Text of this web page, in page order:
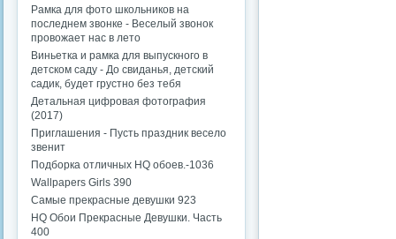
Рамка для фото школьников на
последнем звонке - Веселый звонок
провожает нас в лето
Виньетка и рамка для выпускного в
детском саду - До свиданья, детский
садик, будет грустно без тебя
Детальная цифровая фотография
(2017)
Приглашения - Пусть праздник весело
звенит
Подборка отличных HQ обоев.-1036
Wallpapers Girls 390
Самые прекрасные девушки 923
HQ Обои Прекрасные Девушки. Часть
400